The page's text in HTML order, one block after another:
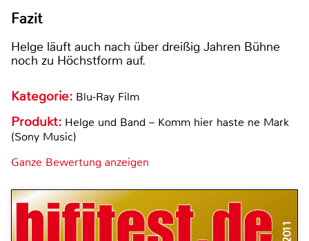
Fazit
Helge läuft auch nach über dreißig Jahren Bühne
noch zu Höchstform auf.
Kategorie: Blu-Ray Film
Produkt: Helge und Band – Komm hier haste ne Mark
(Sony Music)
Ganze Bewertung anzeigen